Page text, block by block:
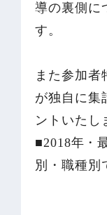
導の裏側に
す。
また参加者
が独自に集
ントいたし
■2018年・
別・職種別